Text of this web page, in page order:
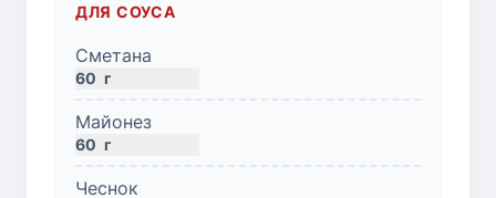
ДЛЯ СОУСА
Сметана
60 г
Майонез
60 г
Чеснок